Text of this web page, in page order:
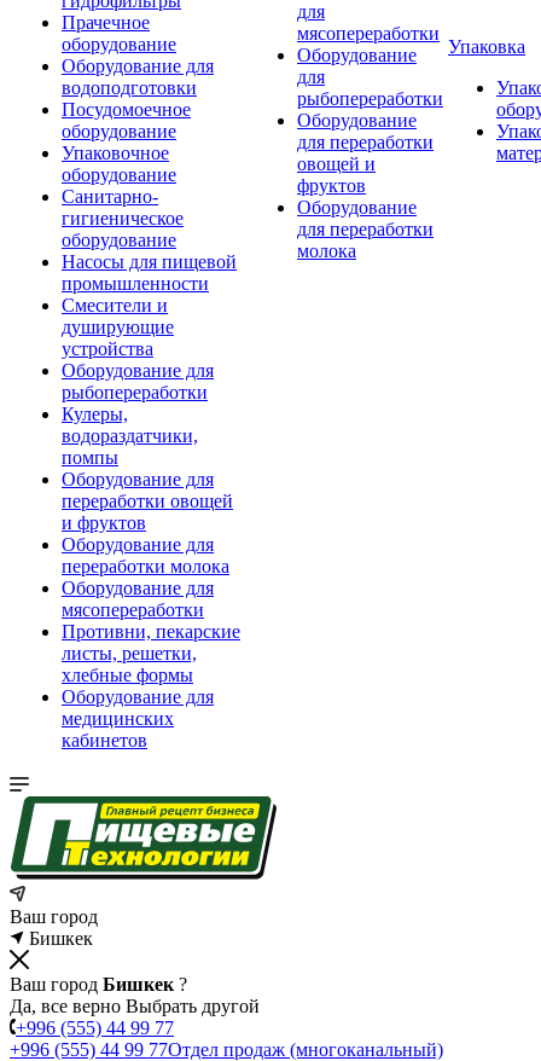
Прачечное
оборудование
Оборудование для
водоподготовки
Посудомоечное
оборудование
Упаковочное
оборудование
Санитарно-
гигиеническое
оборудование
Насосы для пищевой
промышленности
Смесители и
душирующие
устройства
Оборудование для
рыбопереработки
Кулеры,
водораздатчики,
помпы
Оборудование для
переработки овощей
и фруктов
Оборудование для
переработки молока
Оборудование для
мясопереработки
Противни, пекарские
листы, решетки,
хлебные формы
Оборудование для
медицинских
кабинетов
для
мясопереработки
Оборудование
для
рыбопереработки
Оборудование
для переработки
овощей и
фруктов
Оборудование
для переработки
молока
Упаковка
Ваш город
Бишкек
Ваш город Бишкек ?
Да, все верно Выбрать другой
+996 (555) 44 99 77
+996 (555) 44 99 77Отдел продаж (многоканальный)